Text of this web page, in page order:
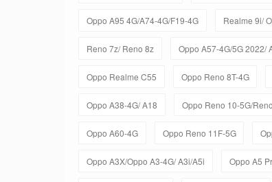
Oppo A95 4G/A74-4G/F19-4G Realme 9i/
Reno 7z/ Reno 8z Oppo A57-4G/5G 2022/
Oppo Realme C55 Oppo Reno 8T-4G
Oppo A38-4G/ A18 Oppo Reno 10-5G/
Oppo A60-4G Oppo Reno 11F-5G
Oppo A3X/Oppo A3-4G/ A3i/A5i Oppo A5